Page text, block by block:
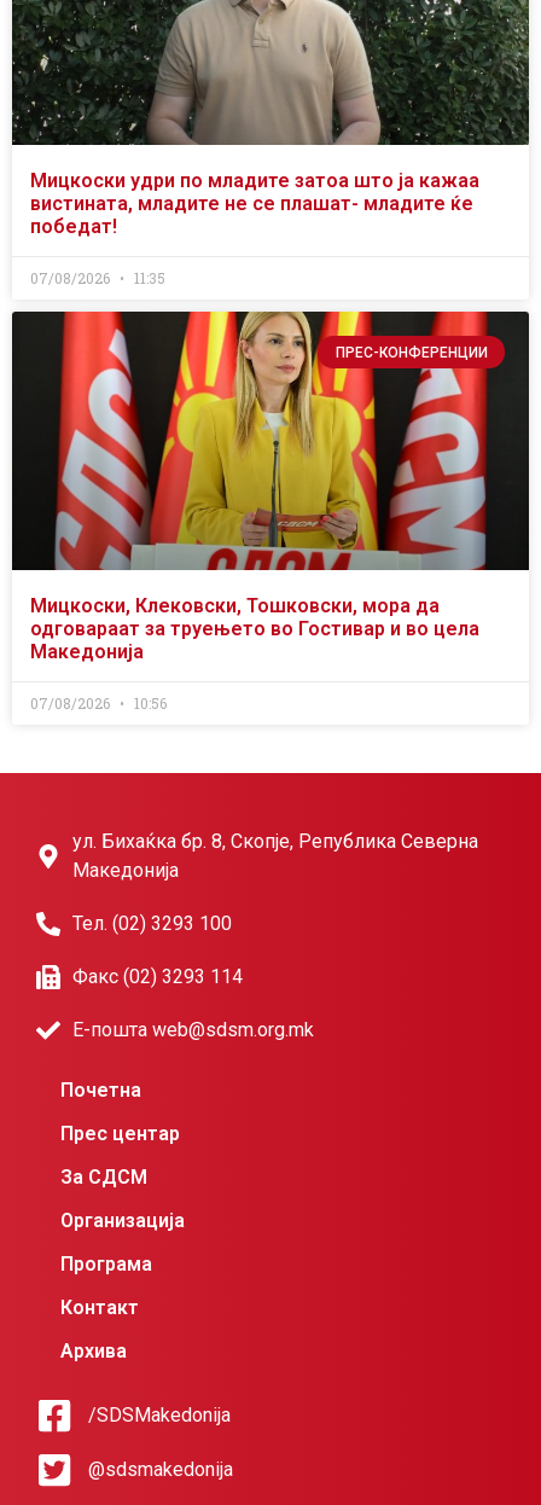
Мицкоски удри по младите затоа што ја кажаа
вистината, младите не се плашат- младите ќе
победат!
07/08/2026 11:35
ПРЕС-КОНФЕРЕНЦИИ
Мицкоски, Клековски, Тошковски, мора да
одговараат за труењето во Гостивар и во цела
Македонија
07/08/2026 10:56
ул. Бихаќка бр. 8, Скопје, Република Северна
Македонија
Тел. (02) 3293 100
Факс (02) 3293 114
Е-пошта web@sdsm.org.mk
Почетна
Прес центар
За СДСМ
Организација
Програма
Контакт
Архива
/SDSMakedonija
@sdsmakedonija